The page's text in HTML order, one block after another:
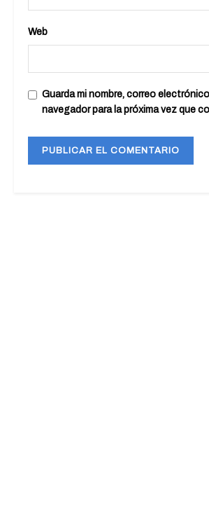
Web
Guarda mi nombre, correo
navegador para la próxima vez que